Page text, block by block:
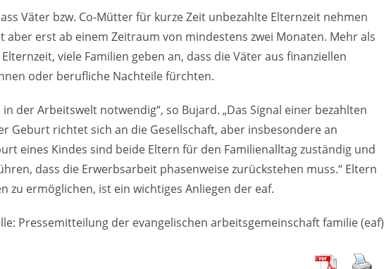
Väter bzw. Co-Mütter für kurze Zeit unbezahlte Elternzeit nehmen
aber erst ab einem Zeitraum von mindestens zwei Monaten. Mehr als
viele Familien geben an, dass die Väter aus finanziellen
oder berufliche Nachteile fürchten.
der Arbeitswelt notwendig“, so Bujard. „Das Signal einer bezahlten
Geburt richtet sich an die Gesellschaft, aber insbesondere an
eines Kindes sind beide Eltern für den Familienalltag zuständig und
dass die Erwerbsarbeit phasenweise zurückstehen muss.“ Eltern
zu ermöglichen, ist ein wichtiges Anliegen der eaf.
Pressemitteilung der evangelischen arbeitsgemeinschaft familie (eaf)